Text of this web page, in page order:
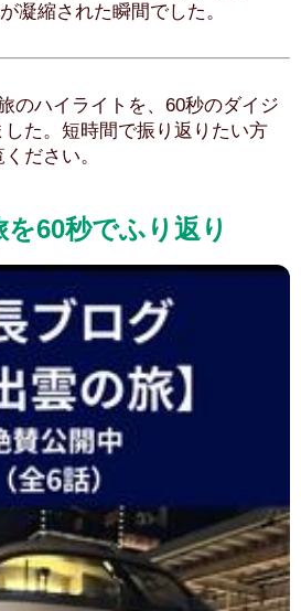
凝縮された瞬間でした。
のハイライトを、60秒のダイジ
た。短時間で振り返りたい方
ださい。
60秒でふり返り